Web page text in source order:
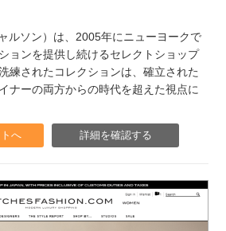
ルソン）は、2005年にニューヨークで
ョンを提供し続けるセレクトショップ
練されたコレクションは、確立された
ナーの両方からの時代を超えた視点に
へ 詳細を確認する